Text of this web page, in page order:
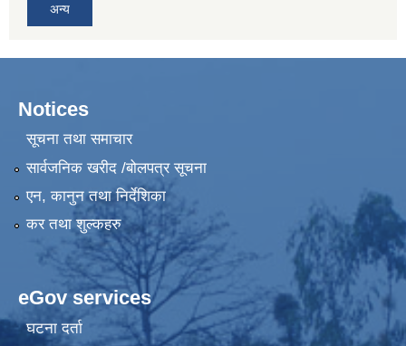
अन्य
Notices
सूचना तथा समाचार
सार्वजनिक खरीद /बोलपत्र सूचना
एन, कानुन तथा निर्देशिका
कर तथा शुल्कहरु
eGov services
घटना दर्ता